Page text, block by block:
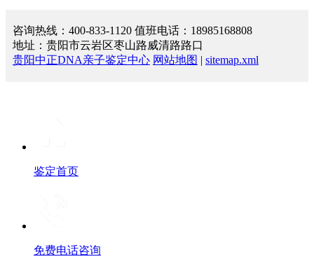
咨询热线：400-833-1120 值班电话：18985168808
地址：贵阳市云岩区枣山路威清路路口
贵阳中正DNA亲子鉴定中心 网站地图 | sitemap.xml
鉴定首页
免费电话咨询